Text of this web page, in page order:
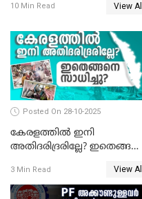
യോജനയെക്കുറിച്ച്
10 Min Read View All
Posted On 28-10-2025
കേരളത്തിൽ ഇനി
അതിദരിദ്രരില്ലേ? ഇതെങ്ങനെ
STATE FREE FROM EXTREME
POVERTY
3 Min Read View All